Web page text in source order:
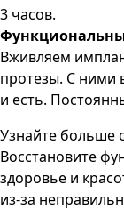
3 часов.
Вживляем
протезы. С ними
и есть.
Узнайте больше
Восстановите
здоровье и
из-за